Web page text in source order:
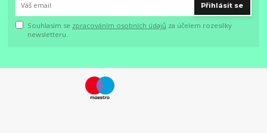
Přihlásit se
Souhlasím se zpracováním osobních údajů za účelem rozesílky
newsletteru.